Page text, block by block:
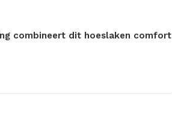
combineert dit hoeslaken comfort